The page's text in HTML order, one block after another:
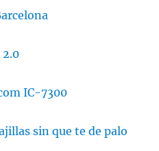
2.0
IC-7300
sin que te de palo